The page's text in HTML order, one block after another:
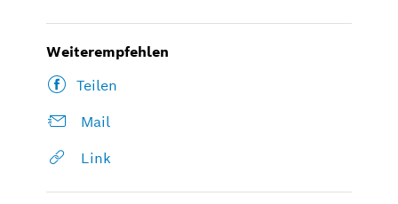
Weiterempfehlen
Teilen
Mail
Link